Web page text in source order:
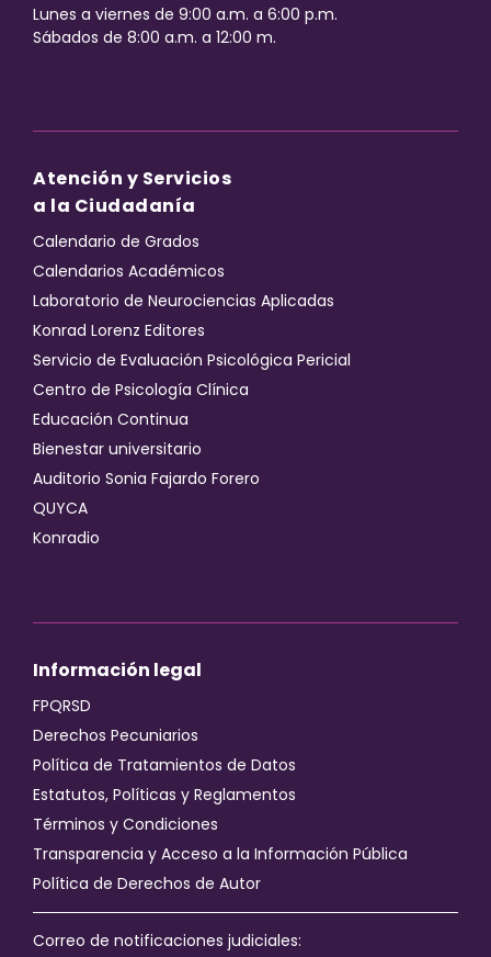
Lunes a viernes de 9:00 a.m. a 6:00 p.m.
Sábados de 8:00 a.m. a 12:00 m.
Atención y Servicios
a la Ciudadanía
Calendario de Grados
Calendarios Académicos
Laboratorio de Neurociencias Aplicadas
Konrad Lorenz Editores
Servicio de Evaluación Psicológica Pericial
Centro de Psicología Clínica
Educación Continua
Bienestar universitario
Auditorio Sonia Fajardo Forero
QUYCA
Konradio
Información legal
FPQRSD
Derechos Pecuniarios
Política de Tratamientos de Datos
Estatutos, Políticas y Reglamentos
Términos y Condiciones
Transparencia y Acceso a la Información Pública
Política de Derechos de Autor
Correo de notificaciones judiciales: